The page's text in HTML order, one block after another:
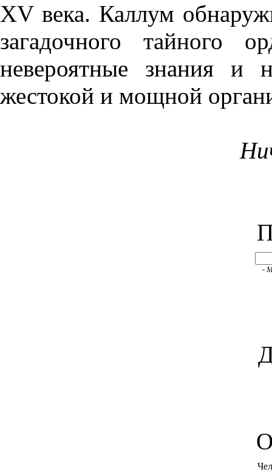
XV века. Каллум
загадочного тайного
невероятные знания и
жестокой и мощной
-